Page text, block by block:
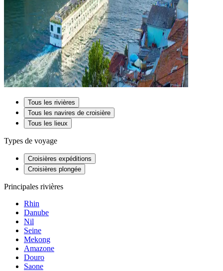
Tous les rivières
Tous les navires de croisière
Tous les lieux
Types de voyage
Croisières expéditions
Croisières plongée
Principales rivières
Rhin
Danube
Nil
Seine
Mekong
Amazone
Douro
Saone